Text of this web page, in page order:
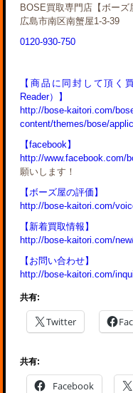
BOSE買取専門店【ボーズ
広島市南区南蟹屋1-3-39
0120-930-750
【商品に同封して頂く
Reader）】
http://bose-kaitori.com/
content/themes/bose/
【facebook】
http://www.facebook.com/
願いします！
【ボーズ屋の評価】
http://bose-kaitori.com/
【新着買取情報】
http://bose-kaitori.com/
【お問い合わせ】
http://bose-kaitori.com/
共有:
Twitter
共有:
Facebook